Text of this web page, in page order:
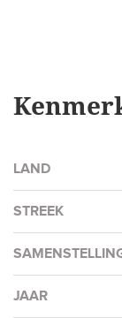
LAND
STREEK
JAAR